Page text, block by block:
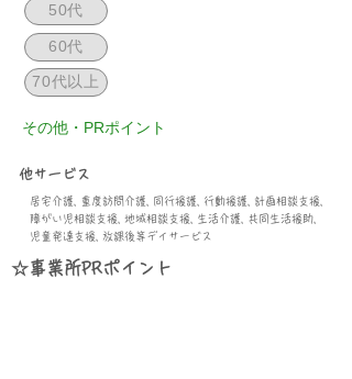
50代
60代
70代以上
その他・PRポイント
​他サービス
居宅介護, 重度訪問介護, 同行援護, 行動援護, 計画相談支援,
障がい児相談支援, 地域相談支援, 生活介護, 共同生活援助,
児童発達支援, 放課後等デイサービス
☆事業所PRポイント